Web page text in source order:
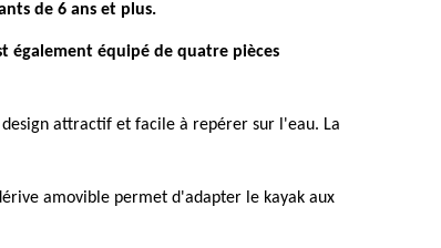
de 6 ans et plus.
également équipé de quatre pièces
attractif et facile à repérer sur l'eau. La
amovible permet d'adapter le kayak aux